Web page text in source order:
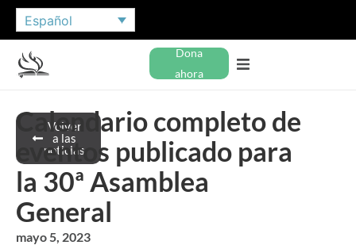
Español
Dona
ahora
Volver
a las
noticias
Calendario completo de
eventos publicado para
la 30ª Asamblea
General
mayo 5, 2023